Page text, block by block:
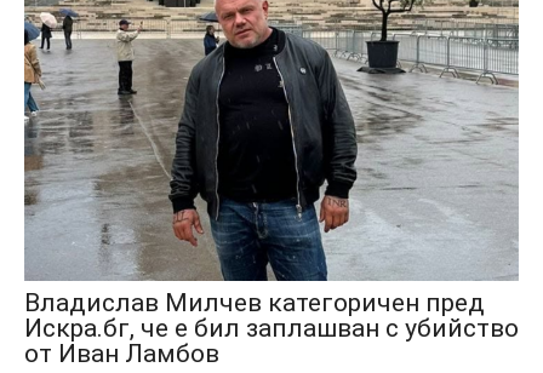
Владислав Милчев категоричен пред
Искра.бг, че е бил заплашван с убийство
от Иван Ламбов